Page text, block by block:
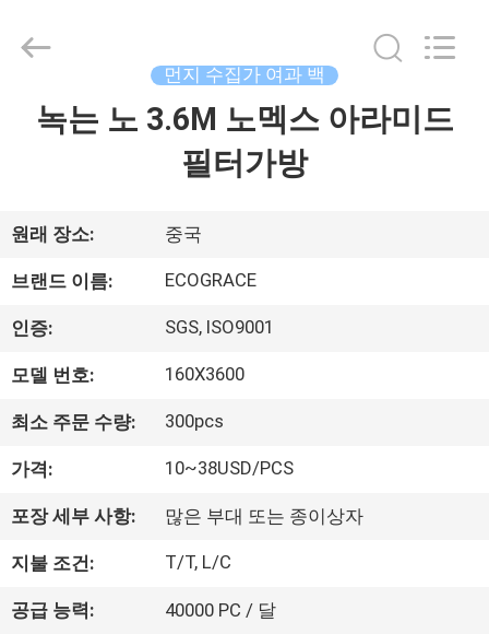
제
품
저
관
하
여
2025
CO.,LTD.
먼지 수집가 여과 백
녹는 노 3.6M 노멕스 아라미드
필터가방
원래 장소: 중국
브랜드 이름: ECOGRACE
인증: SGS, ISO9001
모델 번호: 160X3600
최소 주문 수량: 300pcs
가격: 10~38USD/PCS
포장 세부 사항: 많은 부대 또는 종이상자
지불 조건: T/T, L/C
공급 능력: 40000 PC / 달